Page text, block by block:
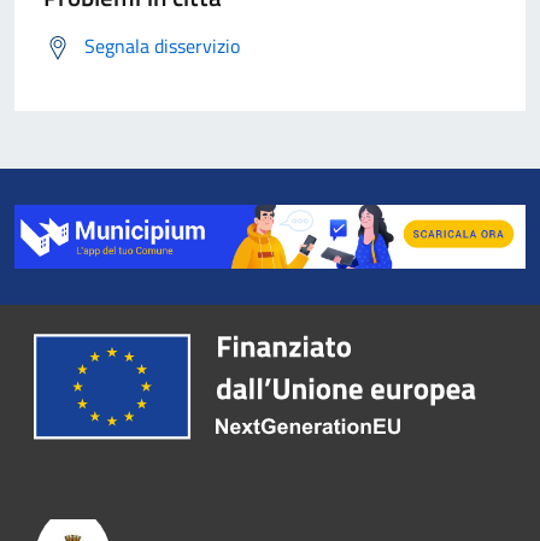
Segnala disservizio